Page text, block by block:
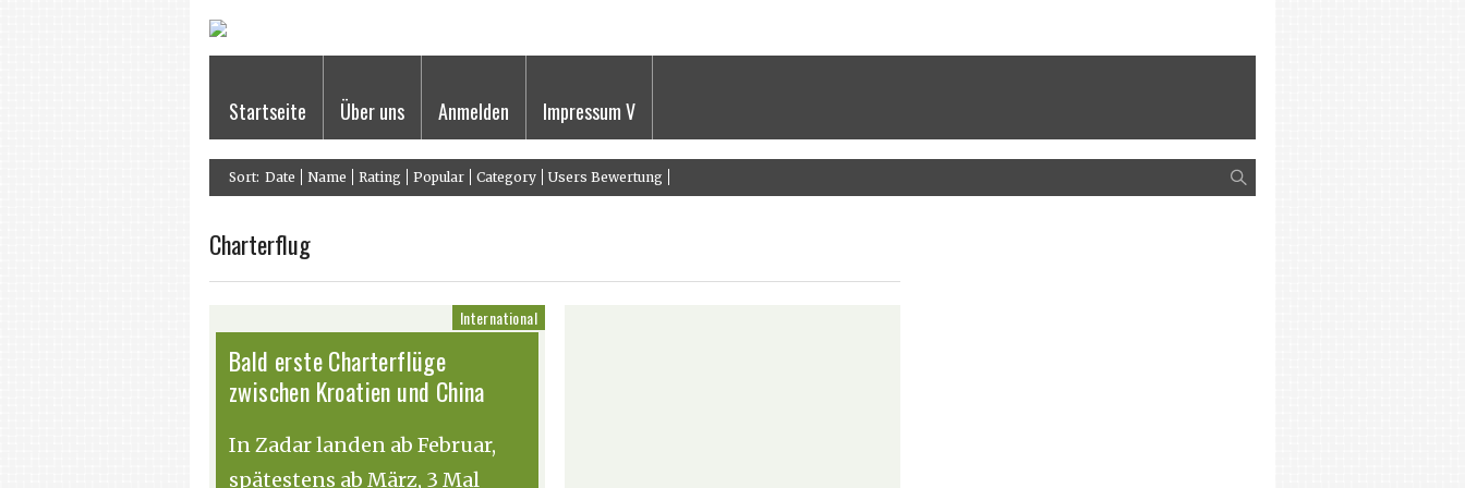
Startseite Über uns Anmelden Impressum V
Sort: Date Name Rating Popular Category Users Bewertung
Charterflug
International
Bald erste Charterflüge
zwischen Kroatien und China
In Zadar landen ab Februar,
spätestens ab März, 3 Mal